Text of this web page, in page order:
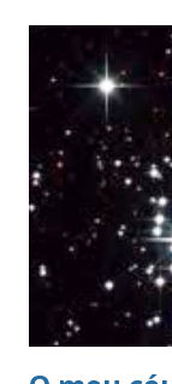
cidade, de
da não
parecem um mal
a ficar
privados de algo
Negar a dor é